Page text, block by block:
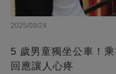
2025/09/24
5 歲男童獨坐公車！
回應讓人心疼